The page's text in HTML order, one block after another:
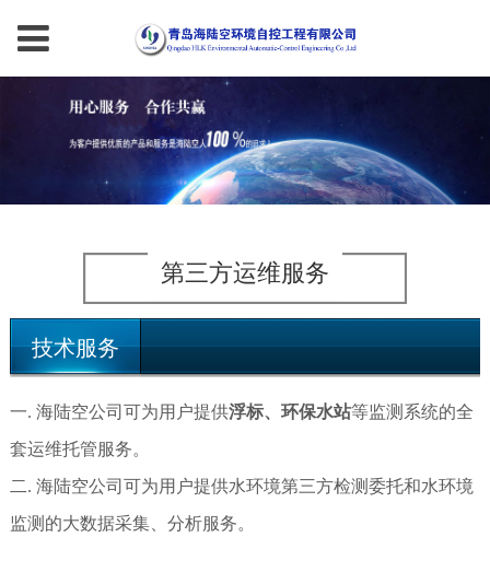
第三方运维服务
技术服务
一. 海陆空公司可为用户提供浮标、环保水站等监测系统的全
套运维托管服务。
二. 海陆空公司可为用户提供水环境第三方检测委托和水环境
监测的大数据采集、分析服务。